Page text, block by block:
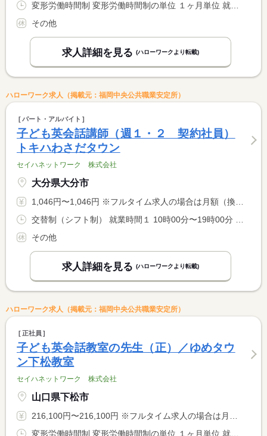
その他
求人詳細を見る (ハローワークより転載)
ハローワーク求人（掲載元：福岡中央公共職業安定所）
パート・アルバイト
子ども英会話講師（週１・２ 契約社員）
トキハわさだタウン
セイハネットワーク 株式会社
大分県大分市
1,046円〜1,046円 ※フルタイム求人の場合は月額（換算額）、パート求人の場合は時間額を表示しています。
その他
求人詳細を見る (ハローワークより転載)
ハローワーク求人（掲載元：福岡中央公共職業安定所）
正社員
子ども英会話教室の先生（正）／ゆめタウ
ン下松教室
セイハネットワーク 株式会社
山口県下松市
216,100円〜216,100円 ※フルタイム求人の場合は月額（換算額）、パート求人の場合は時間額を表示しています。